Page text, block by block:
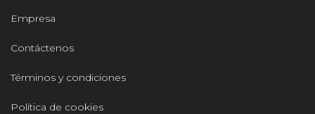
Empresa
Contáctenos
Términos y condiciones
Política de cookies